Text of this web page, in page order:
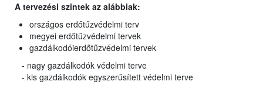
A tervezési szintek az alábbiak:
országos erdőtűzvédelmi terv
megyei erdőtűzvédelmi tervek
gazdálkodóierdőtűzvédelmi tervek
- nagy gazdálkodók védelmi terve
- kis gazdálkodók egyszerűsített védelmi terve